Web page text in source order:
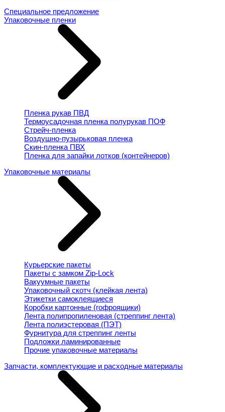
Специальное предложение
Упаковочные пленки
Пленка рукав ПВД
Термоусадочная пленка полурукав ПОФ
Стрейч-пленка
Воздушно-пузырьковая пленка
Скин-пленка ПВХ
Пленка для запайки лотков (контейнеров)
Упаковочные материалы
Курьерские пакеты
Пакеты с замком Zip-Lock
Вакуумные пакеты
Упаковочный скотч (клейкая лента)
Этикетки самоклеящиеся
Коробки картонные (гофроящики)
Лента полипропиленовая (стреппинг лента)
Лента полиэстеровая (ПЭТ)
Фурнитура для стреппинг ленты
Подложки ламинированные
Прочие упаковочные материалы
Запчасти, комплектующие и расходные материалы